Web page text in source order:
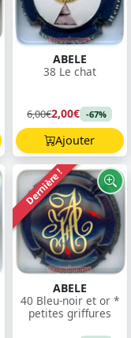
ABELE
38 Le chat
6,00€2,00€ -67%
Ajouter
Dernière !
ABELE
40 Bleu-noir et or *
petites griffures